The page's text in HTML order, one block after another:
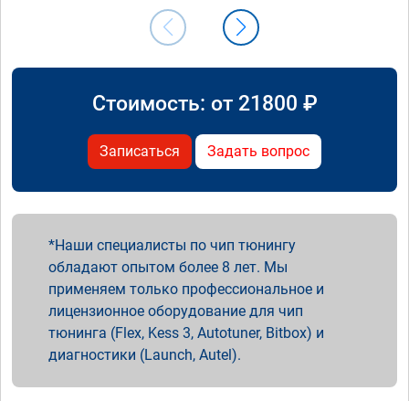
Стоимость: от 21800 ₽
Записаться Задать вопрос
Наши специалисты по чип тюнингу
обладают опытом более 8 лет. Мы
применяем только профессиональное и
лицензионное оборудование для чип
тюнинга (Flex, Kess 3, Autotuner, Bitbox) и
диагностики (Launch, Autel).